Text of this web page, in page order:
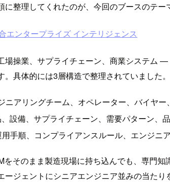
に整理してくれたのが、今回のブースのテ
エンタープライズ インテリジェンス
場操業、サプライチェーン、商業システム
。具体的には3層構造で整理されていました。
アリングチーム、オペレーター、バイヤー
設備、サプライチェーン、需要パターン、
手順、コンプライアンスルール、エンジニ
をそのまま製造現場に持ち込んでも、専門
ージェントにシニアエンジニア並みの当たり